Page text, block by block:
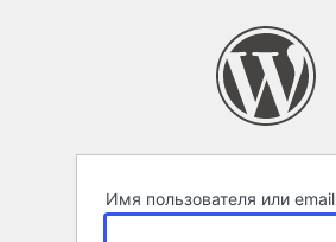
Имя пользователя или email